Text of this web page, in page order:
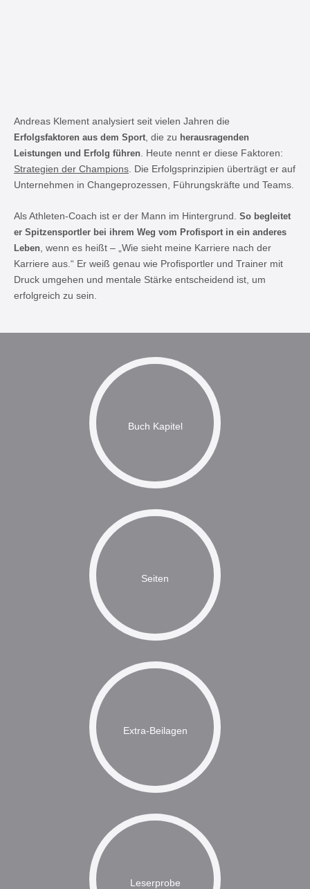
Andreas Klement analysiert seit vielen Jahren die
Erfolgsfaktoren aus dem Sport , die zu herausragenden
Leistungen und Erfolg führen . Heute nennt er diese Faktoren:
Strategien der Champions . Die Erfolgsprinzipien überträgt er auf
Unternehmen in Changeprozessen, Führungskräfte und Teams.
Als Athleten-Coach ist er der Mann im Hintergrund. So begleitet
er Spitzensportler bei ihrem Weg vom Profisport in ein anderes
Leben , wenn es heißt – „Wie sieht meine Karriere nach der
Karriere aus.“ Er weiß genau wie Profisportler und Trainer mit
Druck umgehen und mentale Stärke entscheidend ist, um
erfolgreich zu sein.
Buch Kapitel
Seiten
Extra-Beilagen
Leserprobe